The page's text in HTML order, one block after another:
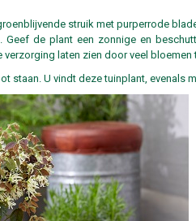
struik met purperrode
Geef de plant een zonnige en
laten zien door veel bloemen
staan. U vindt deze tuinplant, evenals